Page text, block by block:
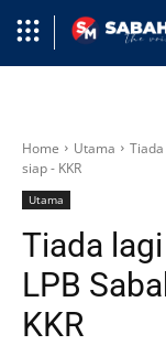
Home Utama
siap - KKR
Utama
Tiada
LPB
KKR